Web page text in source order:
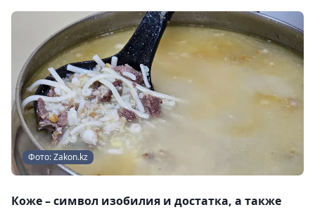
Фото: Zakon.kz
Коже – символ изобилия и достатка, а также